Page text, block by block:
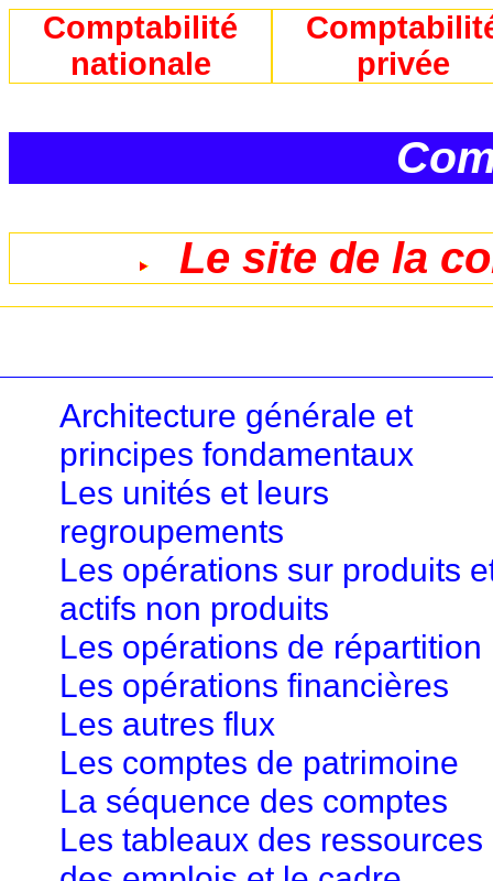
Comptabilité
nationale
privée
Le site de la
Architecture générale et
principes fondamentaux
Les unités et leurs
regroupements
Les opérations sur produits
actifs non produits
Les opérations de répartition
Les opérations financières
Les autres flux
Les comptes de patrimoine
La séquence des comptes
Les tableaux des ressources